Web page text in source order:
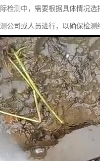
检测中，需要根据具体情况选
公司或人员进行，以确保检测